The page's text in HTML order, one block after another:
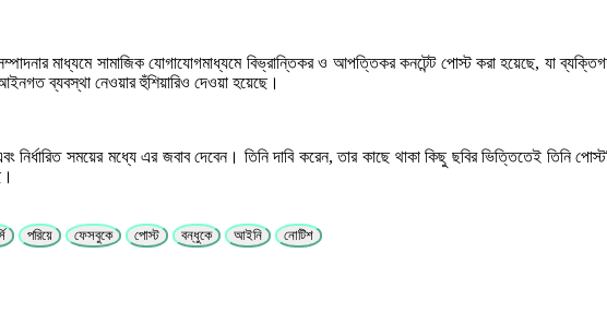
মাধ্যমে সামাজিক যোগাযোগমাধ্যমে বিভ্রান্তিকর ও আপত্তিকর কনটেন্ট পোস্ট করা হয়েছে, যা
ব্যবস্থা নেওয়ার হুঁশিয়ারিও দেওয়া হয়েছে।
সময়ের মধ্যে এর জবাব দেবেন। তিনি দাবি করেন, তার কাছে থাকা কিছু ছবির ভিত্তিতেই তিনি
পরিয়ে ফেসবুকে পোস্ট বন্ধুকে আইনি নোটিশ